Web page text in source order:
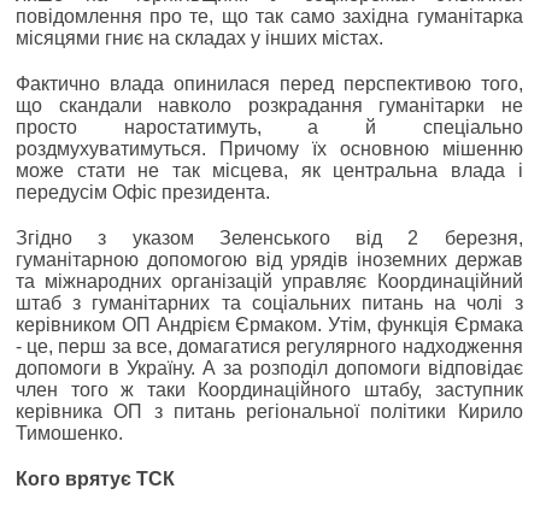
повідомлення про те, що так само західна гуманітарка
місяцями гниє на складах у інших містах.
Фактично влада опинилася перед перспективою того,
що скандали навколо розкрадання гуманітарки не
просто наростатимуть, а й спеціально
роздмухуватимуться. Причому їх основною мішенню
може стати не так місцева, як центральна влада і
передусім Офіс президента.
Згідно з указом Зеленського від 2 березня,
гуманітарною допомогою від урядів іноземних держав
та міжнародних організацій управляє Координаційний
штаб з гуманітарних та соціальних питань на чолі з
керівником ОП Андрієм Єрмаком. Утім, функція Єрмака
- це, перш за все, домагатися регулярного надходження
допомоги в Україну. А за розподіл допомоги відповідає
член того ж таки Координаційного штабу, заступник
керівника ОП з питань регіональної політики Кирило
Тимошенко.
Кого врятує ТСК